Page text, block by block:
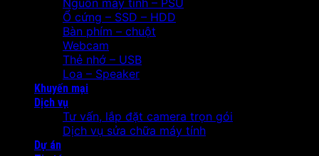
Nguồn máy tính – PSU
Ổ cứng – SSD – HDD
Bàn phím – chuột
Webcam
Thẻ nhớ – USB
Loa – Speaker
Khuyến mại
Dịch vụ
Tư vấn, lắp đặt camera trọn gói
Dịch vụ sửa chữa máy tính
Dự án